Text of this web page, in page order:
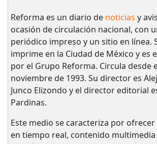
Reforma es un diario de noticias y
ocasión de circulación nacional, con
periódico impreso y un sitio en línea.
imprime en la Ciudad de México y es
por el Grupo Reforma. Circula desde
noviembre de 1993. Su director es
Junco Elizondo y el director editorial
Pardinas.
Este medio se caracteriza por
en tiempo real, contenido multimedia